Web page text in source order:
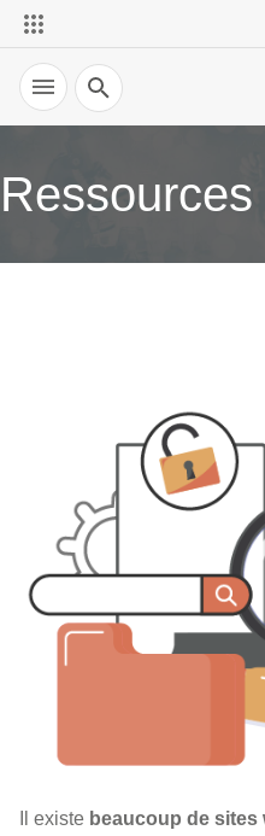
Recherche
Ressources
Il existe beaucoup de